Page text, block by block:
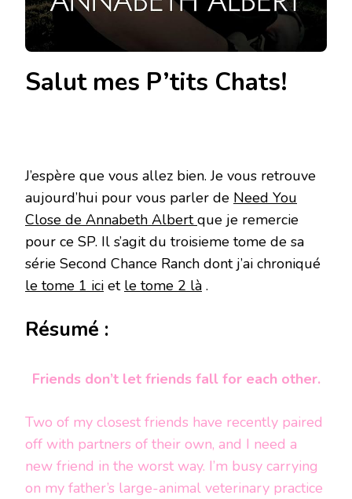
Salut mes P’tits Chats!
J’espère que vous allez bien. Je vous retrouve
aujourd’hui pour vous parler de Need You
Close de Annabeth Albertque je remercie
pour ce SP. Il s’agit du troisieme tome de sa
série Second Chance Ranch dont j’ai chroniqué
le tome 1 ici et le tome 2 là .
Résumé :
Friends don’t let friends fall for each other.
Two of my closest friends have recently paired
off with partners of their own, and I need a
new friend in the worst way. I’m busy carrying
on my father’s large-animal veterinary practice